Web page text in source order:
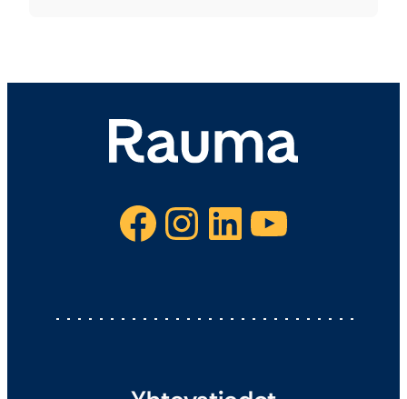
Facebook Instagram LinkedIn YouTube